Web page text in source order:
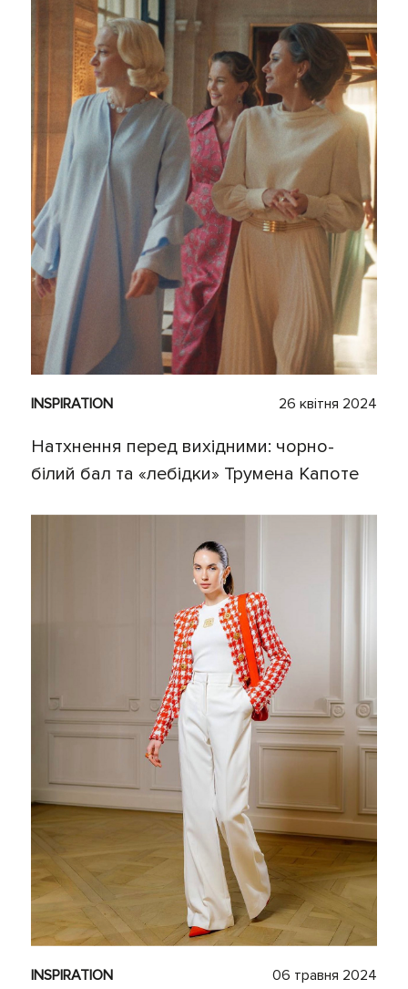
INSPIRATION 26 квітня 2024
Натхнення перед вихідними: чорно-
білий бал та «лебідки» Трумена Капоте
INSPIRATION 06 травня 2024